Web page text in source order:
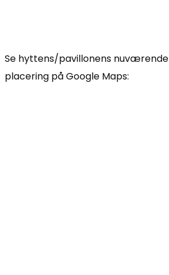
Se hyttens/pavillonens nuværende
placering på Google Maps: